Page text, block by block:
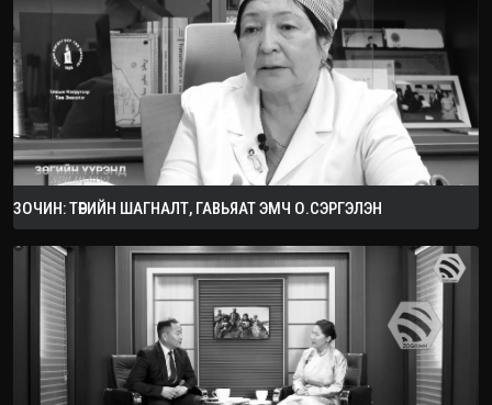
ЗОЧИН: ТӨРИЙН ШАГНАЛТ, ГАВЬЯАТ ЭМЧ О.СЭРГЭЛЭН